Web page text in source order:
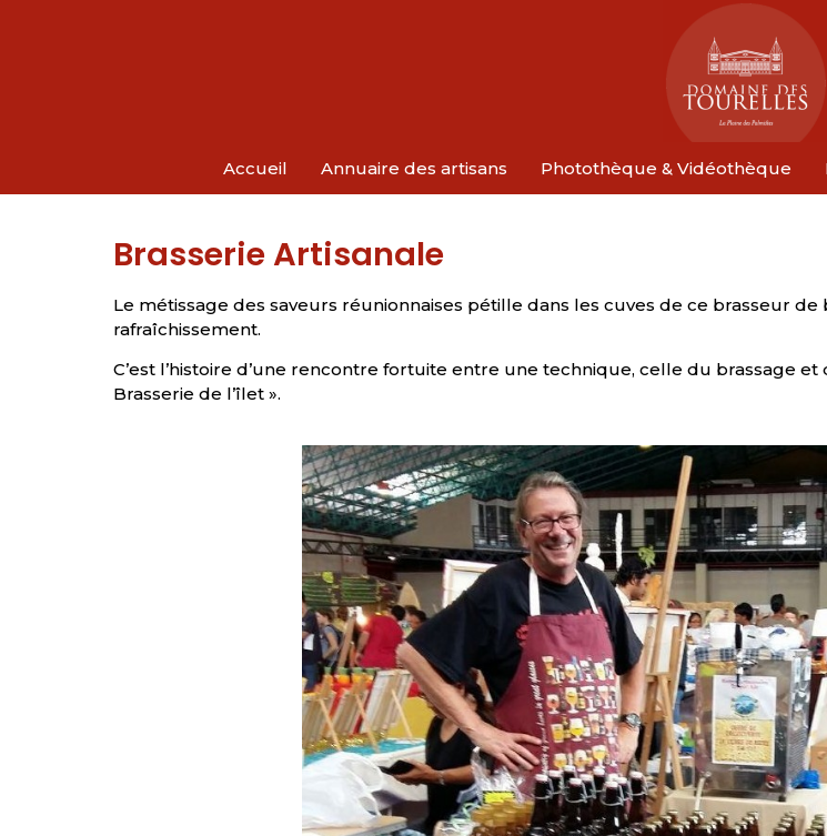
Accueil Annuaire des artisans Photothèque & Vidéothèque
Brasserie Artisanale
Le métissage des saveurs réunionnaises pétille dans les cuves de ce brasseur de
rafraîchissement.
C’est l’histoire d’une rencontre fortuite entre une technique, celle du brassage
Brasserie de l’îlet ».